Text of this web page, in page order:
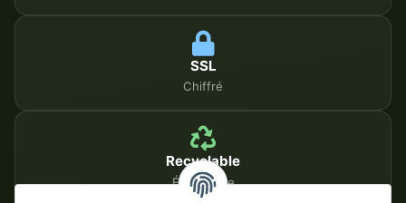
SSL
Chiffré
Recyclable
Écologique